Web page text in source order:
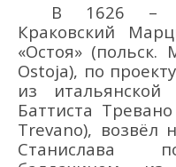
В 1626 –
Краковский
«Остоя» (польск.
Ostoja), по
из
Баттиста
Trevano), возвёл
Станислава